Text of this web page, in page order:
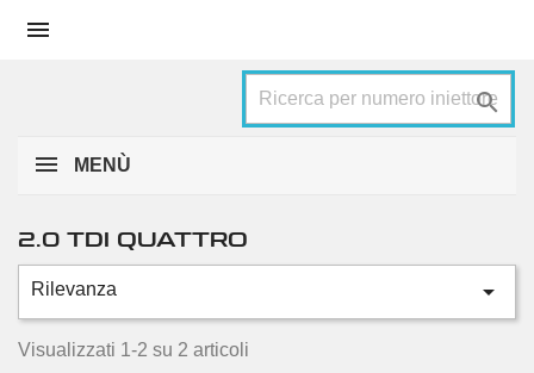


MENÙ
140 KW, 190 HP 2
2.0 TDI QUATTRO
Rilevanza 
Visualizzati 1-2 su 2 articoli